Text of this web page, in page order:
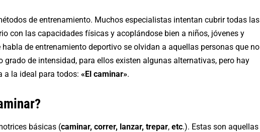
de entrenamiento. Muchos especialistas intentan cubrir todas las
con las capacidades físicas y acoplándose bien a niños, jóvenes y
habla de entrenamiento deportivo se olvidan a aquellas personas que no
grado de intensidad, para ellos existen algunas alternativas, pero hay
a la ideal para todos: «El caminar».
básicas (caminar, correr, lanzar, trepar, etc.). Estas son aquellas